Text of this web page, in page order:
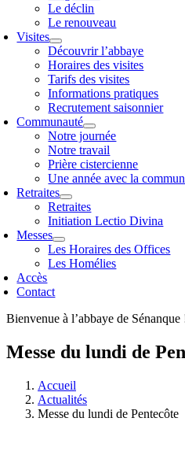
Le déclin
Le renouveau
Visites
Découvrir l’abbaye
Horaires des visites
Tarifs des visites
Informations pratiques
Recrutement saisonnier
Communauté
Notre journée
Notre travail
Prière cistercienne
Une année avec la
Retraites
Retraites
Initiation Lectio Divina
Messes
Les Horaires des Offices
Les Homélies
Accès
Contact
Bienvenue à l’abbaye de
Messe du lundi de
Accueil
Actualités
Messe du lundi de Pentecôte